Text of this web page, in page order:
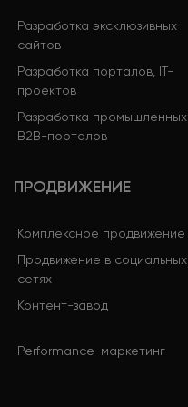
Разработка эксклюзивных
сайтов
Разработка порталов, IT-
проектов
Разработка промышленных
B2B-порталов
ПРОДВИЖЕНИЕ
Комплексное продвижение
Продвижение в социальных
сетях
Контент-завод
Performance-маркетинг